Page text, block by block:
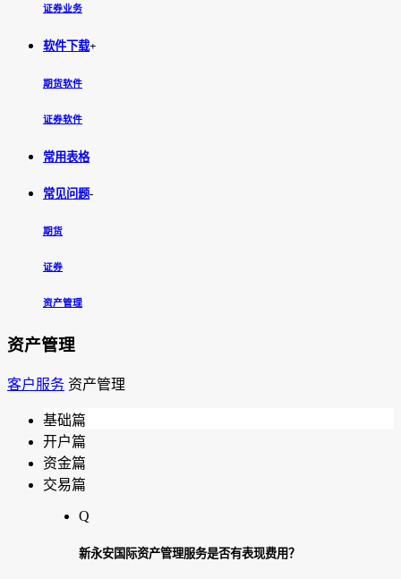
证券业务
软件下载+
期货软件
证券软件
常用表格
常见问题-
期货
证券
资产管理
资产管理
客户服务 资产管理
基础篇
开户篇
资金篇
交易篇
Q
新永安国际资产管理服务是否有表现费用？